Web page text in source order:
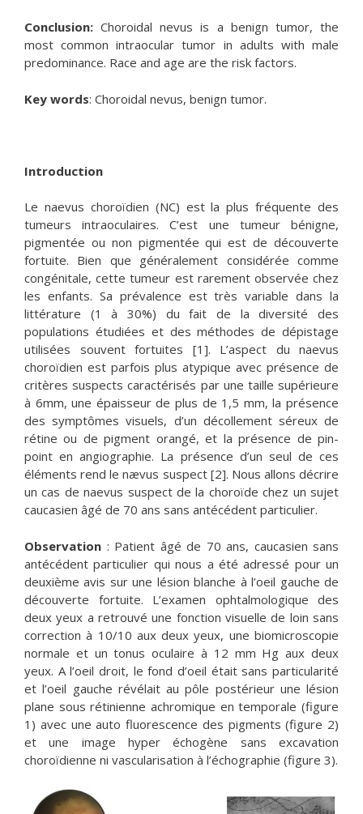
Conclusion: Choroidal nevus is a benign tumor, the
most common intraocular tumor in adults with male
predominance. Race and age are the risk factors.
Key words: Choroidal nevus, benign tumor.
Introduction
Le naevus choroïdien (NC) est la plus fréquente des
tumeurs intraoculaires. C’est une tumeur bénigne,
pigmentée ou non pigmentée qui est de découverte
fortuite. Bien que généralement considérée comme
congénitale, cette tumeur est rarement observée chez
les enfants. Sa prévalence est très variable dans la
littérature (1 à 30%) du fait de la diversité des
populations étudiées et des méthodes de dépistage
utilisées souvent fortuites [1]. L’aspect du naevus
choroïdien est parfois plus atypique avec présence de
critères suspects caractérisés par une taille supérieure
à 6mm, une épaisseur de plus de 1,5 mm, la présence
des symptômes visuels, d’un décollement séreux de
rétine ou de pigment orangé, et la présence de pin-
point en angiographie. La présence d’un seul de ces
éléments rend le nævus suspect [2]. Nous allons décrire
un cas de naevus suspect de la choroïde chez un sujet
caucasien âgé de 70 ans sans antécédent particulier.
Observation : Patient âgé de 70 ans, caucasien sans
antécédent particulier qui nous a été adressé pour un
deuxième avis sur une lésion blanche à l’oeil gauche de
découverte fortuite. L’examen ophtalmologique des
deux yeux a retrouvé une fonction visuelle de loin sans
correction à 10/10 aux deux yeux, une biomicroscopie
normale et un tonus oculaire à 12 mm Hg aux deux
yeux. A l’oeil droit, le fond d’oeil était sans particularité
et l’oeil gauche révélait au pôle postérieur une lésion
plane sous rétinienne achromique en temporale (figure
1) avec une auto fluorescence des pigments (figure 2)
et une image hyper échogène sans excavation
choroïdienne ni vascularisation à l’échographie (figure 3).